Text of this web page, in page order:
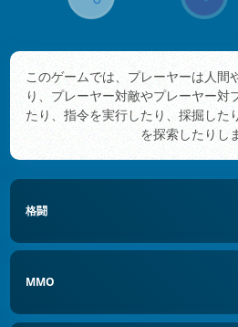
このゲームでは、プレーヤーは人間
り、プレーヤー対敵やプレーヤー対
たり、指令を実行したり、採掘した
を探索したりし
格闘
MMO